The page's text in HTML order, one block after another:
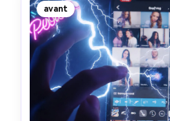
avant